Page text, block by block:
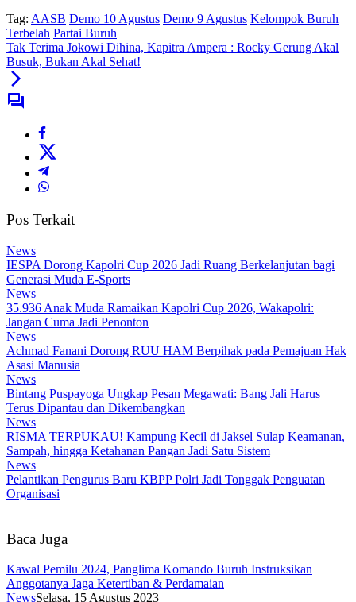
Tag: AASB Demo 10 Agustus Demo 9 Agustus Kelompok Buruh
Terbelah Partai Buruh
Tak Terima Jokowi Dihina, Kapitra Ampera : Rocky Gerung Akal
Busuk, Bukan Akal Sehat!
Pos Terkait
News
IESPA Dorong Kapolri Cup 2026 Jadi Ruang Berkelanjutan bagi
Generasi Muda E-Sports
News
35.936 Anak Muda Ramaikan Kapolri Cup 2026, Wakapolri:
Jangan Cuma Jadi Penonton
News
Achmad Fanani Dorong RUU HAM Berpihak pada Pemajuan Hak
Asasi Manusia
News
Bintang Puspayoga Ungkap Pesan Megawati: Bang Jali Harus
Terus Dipantau dan Dikembangkan
News
RISMA TERPUKAU! Kampung Kecil di Jaksel Sulap Keamanan,
Sampah, hingga Ketahanan Pangan Jadi Satu Sistem
News
Pelantikan Pengurus Baru KBPP Polri Jadi Tonggak Penguatan
Organisasi
Baca Juga
Kawal Pemilu 2024, Panglima Komando Buruh Instruksikan
Anggotanya Jaga Ketertiban & Perdamaian
NewsSelasa, 15 Agustus 2023